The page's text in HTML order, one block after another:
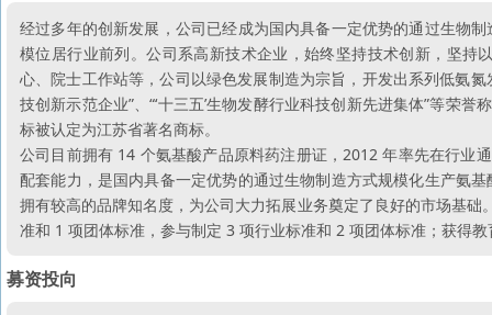
经过多年的创新发展，公司已经成为国内具备一定优势的通过生物
模位居行业前列。公司系高新技术企业，始终坚持技术创新，坚
心、院士工作站等，公司以绿色发展制造为宗旨，开发出系列低氨
技创新示范企业”、“‘十三五’生物发酵行业科技创新先进集体”等荣
标被认定为江苏省著名商标。
公司目前拥有 14 个氨基酸产品原料药注册证，2012 年率先在行业
配套能力，是国内具备一定优势的通过生物制造方式规模化生产氨
拥有较高的品牌知名度，为公司大力拓展业务奠定了良好的市场基
准和 1 项团体标准，参与制定 3 项行业标准和 2 项团体标准；获得
募资投向